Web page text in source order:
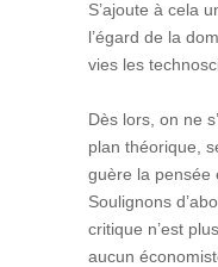
S’ajoute à cela
l’égard de la
vies les
Dès lors, on ne
plan théorique,
guère la pensée
Soulignons
critique n’est
aucun